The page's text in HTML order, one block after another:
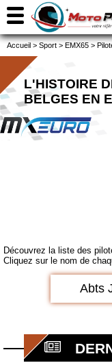
Accueil > Sport > EMX65 >
L'HISTOIRE
BELGES EN
Découvrez la liste des
Cliquez sur le nom de
Abts